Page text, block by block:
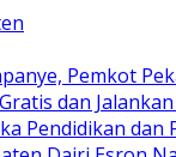
Pemkot
dan
Pendidikan dan